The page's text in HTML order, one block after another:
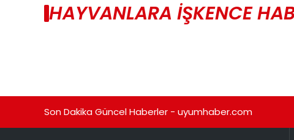
HAYVANLARA IŞKENCE
Son Dakika Güncel Haberler - uyumhaber.com